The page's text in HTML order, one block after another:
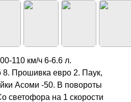
110 км/ч 6-6.6 л.
8. Прошивка евро 2. Паук,
Асоми -50. В повороты
светофора на 1 скорости